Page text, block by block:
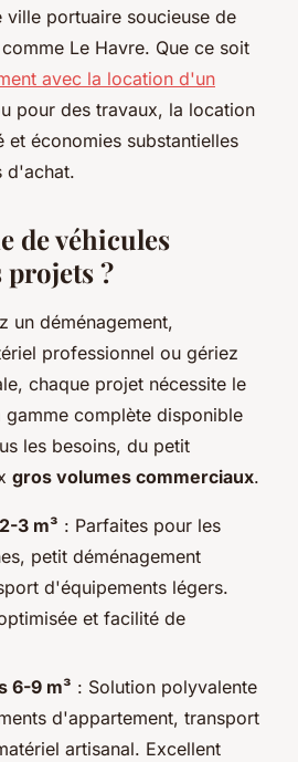
ville portuaire soucieuse de
Le Havre. Que ce soit
avec la location d'un
pour des travaux, la location
économies substantielles
d'achat.
de véhicules
projets ?
un déménagement,
professionnel ou gériez
chaque projet nécessite le
gamme complète disponible
les besoins, du petit
gros volumes commerciaux.
3 m³ : Parfaites pour les
petit déménagement
d'équipements légers.
et facilité de
6-9 m³ : Solution polyvalente
d'appartement, transport
artisanal. Excellent